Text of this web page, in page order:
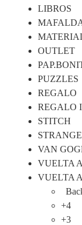
LIBROS
OUTLET
PUZZLES
REGALO
REGALO
STITCH
VAN
VUELTA
VUELTA
+4
+3